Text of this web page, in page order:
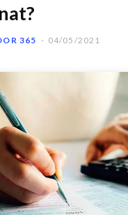
365 04/05/2021